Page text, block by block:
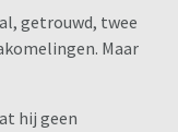
getrouwd, twee
Maar
hij geen